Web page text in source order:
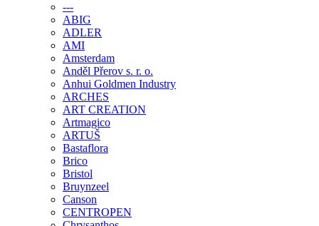
---
ABIG
ADLER
AMI
Amsterdam
Anděl Přerov s. r. o.
Anhui Goldmen Industry
ARCHES
ART CREATION
Artmagico
ARTUŠ
Bastaflora
Brico
Bristol
Bruynzeel
Canson
CENTROPEN